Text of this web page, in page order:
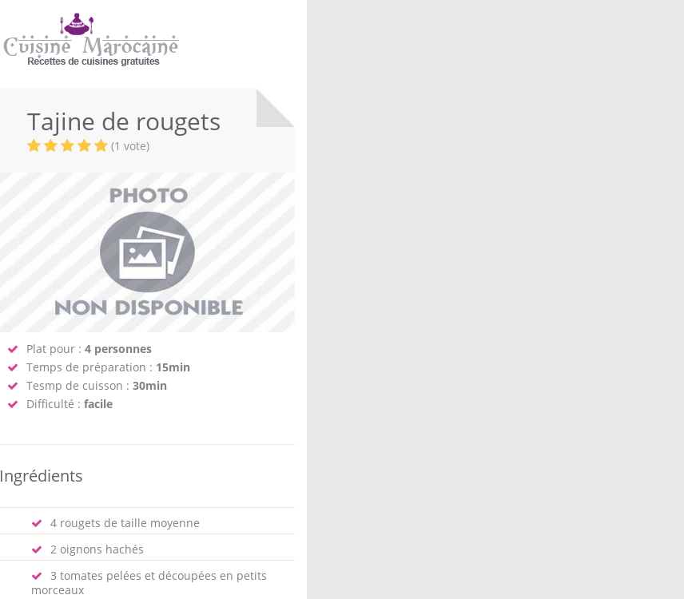
Tajine de rougets
(1 vote)
Plat pour : 4 personnes
Temps de préparation : 15min
Tesmp de cuisson : 30min
Difficulté : facile
Ingrédients
4 rougets de taille moyenne
2 oignons hachés
3 tomates pelées et découpées en petits
morceaux